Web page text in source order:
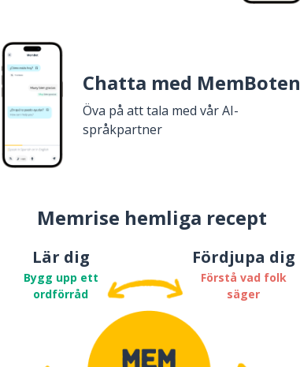
Chatta med MemBoten
Öva på att tala med vår AI-
språkpartner
Memrise hemliga recept
Lär dig
Bygg upp ett
ordförråd
Fördjupa dig
Förstå vad folk
säger